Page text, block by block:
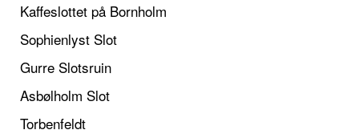
Kaffeslottet på Bornholm
Sophienlyst Slot
Gurre Slotsruin
Asbølholm Slot
Torbenfeldt